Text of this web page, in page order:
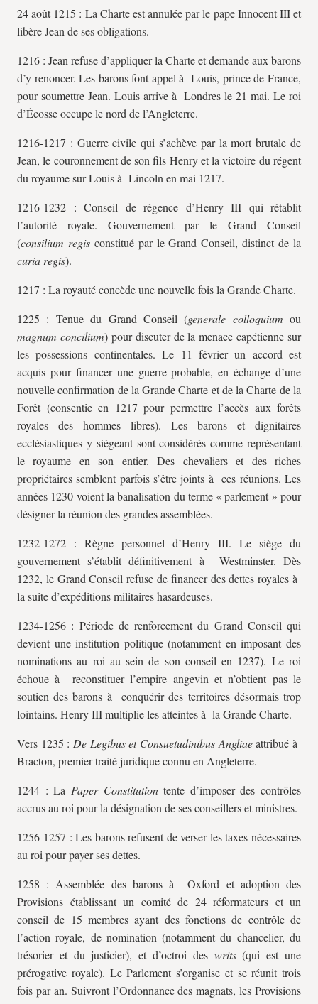
24 août 1215 : La Charte est annulée par le pape Innocent III et
libère Jean de ses obligations.
1216 : Jean refuse d’appliquer la Charte et demande aux barons
d’y renoncer. Les barons font appel à Louis, prince de France,
pour soumettre Jean. Louis arrive à Londres le 21 mai. Le roi
d’Écosse occupe le nord de l’Angleterre.
1216-1217 : Guerre civile qui s’achève par la mort brutale de
Jean, le couronnement de son fils Henry et la victoire du régent
du royaume sur Louis à Lincoln en mai 1217.
1216-1232 : Conseil de régence d’Henry III qui rétablit
l’autorité royale. Gouvernement par le Grand Conseil
(consilium regis constitué par le Grand Conseil, distinct de la
curia regis).
1217 : La royauté concède une nouvelle fois la Grande Charte.
1225 : Tenue du Grand Conseil (generale colloquium ou
magnum concilium) pour discuter de la menace capétienne sur
les possessions continentales. Le 11 février un accord est
acquis pour financer une guerre probable, en échange d’une
nouvelle confirmation de la Grande Charte et de la Charte de la
Forêt (consentie en 1217 pour permettre l’accès aux forêts
royales des hommes libres). Les barons et dignitaires
ecclésiastiques y siégeant sont considérés comme représentant
le royaume en son entier. Des chevaliers et des riches
propriétaires semblent parfois s’être joints à ces réunions. Les
années 1230 voient la banalisation du terme « parlement » pour
désigner la réunion des grandes assemblées.
1232-1272 : Règne personnel d’Henry III. Le siège du
gouvernement s’établit définitivement à Westminster. Dès
1232, le Grand Conseil refuse de financer des dettes royales à
la suite d’expéditions militaires hasardeuses.
1234-1256 : Période de renforcement du Grand Conseil qui
devient une institution politique (notamment en imposant des
nominations au roi au sein de son conseil en 1237). Le roi
échoue à reconstituer l’empire angevin et n’obtient pas le
soutien des barons à conquérir des territoires désormais trop
lointains. Henry III multiplie les atteintes à la Grande Charte.
Vers 1235 : De Legibus et Consuetudinibus Angliaeattribué à
Bracton, premier traité juridique connu en Angleterre.
1244 : La Paper Constitutiontente d’imposer des contrôles
accrus au roi pour la désignation de ses conseillers et ministres.
1256-1257 : Les barons refusent de verser les taxes nécessaires
au roi pour payer ses dettes.
1258 : Assemblée des barons à Oxford et adoption des
Provisions établissant un comité de 24 réformateurs et un
conseil de 15 membres ayant des fonctions de contrôle de
l’action royale, de nomination (notamment du chancelier, du
trésorier et du justicier), et d’octroi des writs(qui est une
prérogative royale). Le Parlement s’organise et se réunit trois
fois par an. Suivront l’Ordonnance des magnats, les Provisions